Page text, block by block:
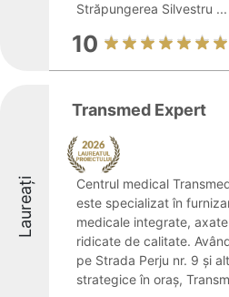
Străpungerea Silvestru ...
10
Laureați
Transmed Expert
Centrul medical
este specializat în
medicale integrate,
ridicate de calitate.
pe Strada Perju nr. 9 și
strategice în oraș,